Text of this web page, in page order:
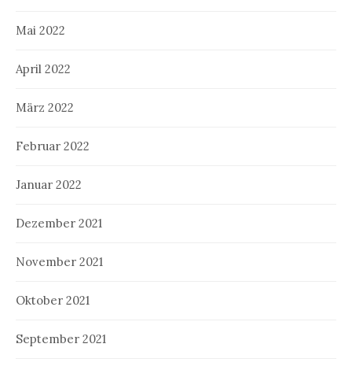
Mai 2022
April 2022
März 2022
Februar 2022
Januar 2022
Dezember 2021
November 2021
Oktober 2021
September 2021